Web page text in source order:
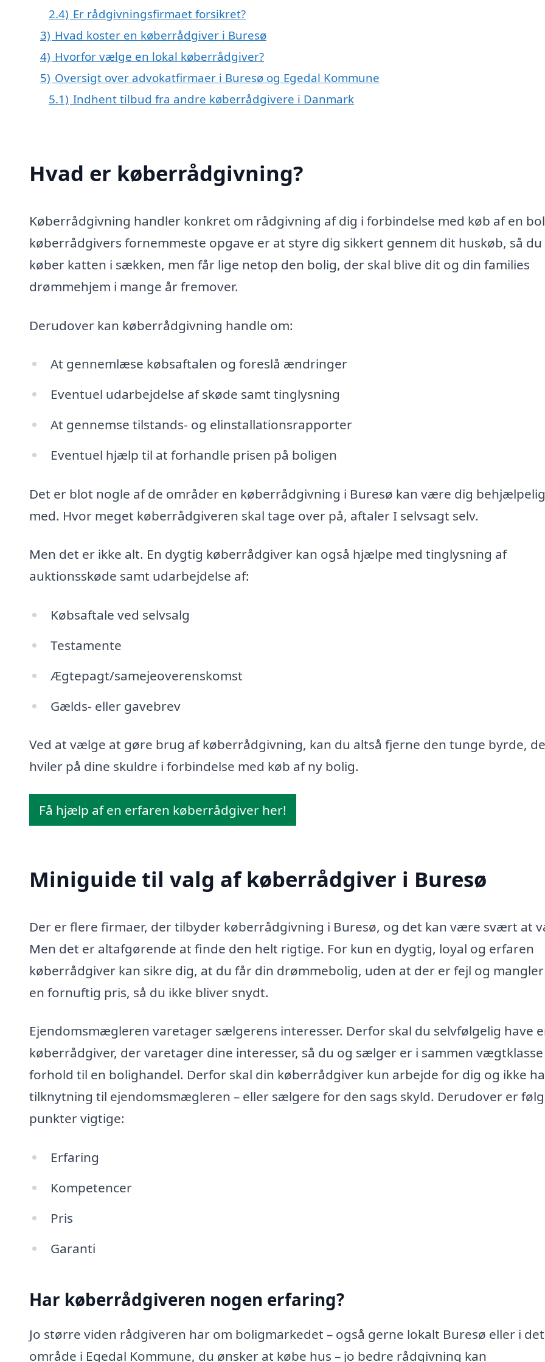
2.4) Er rådgivningsfirmaet forsikret?
3) Hvad koster en køberrådgiver i Buresø
4) Hvorfor vælge en lokal køberrådgiver?
5) Oversigt over advokatfirmaer i Buresø og Egedal Kommune
5.1) Indhent tilbud fra andre køberrådgivere i Danmark
Hvad er køberrådgivning?
Køberrådgivning handler konkret om rådgivning af dig i forbindelse med køb af en
køberrådgivers fornemmeste opgave er at styre dig sikkert gennem dit huskøb, så du
køber katten i sækken, men får lige netop den bolig, der skal blive dit og din families
drømmehjem i mange år fremover.
Derudover kan køberrådgivning handle om:
At gennemlæse købsaftalen og foreslå ændringer
Eventuel udarbejdelse af skøde samt tinglysning
At gennemse tilstands- og elinstallationsrapporter
Eventuel hjælp til at forhandle prisen på boligen
Det er blot nogle af de områder en køberrådgivning i Buresø kan være dig behjælpelig
med. Hvor meget køberrådgiveren skal tage over på, aftaler I selvsagt selv.
Men det er ikke alt. En dygtig køberrådgiver kan også hjælpe med tinglysning af
auktionsskøde samt udarbejdelse af:
Købsaftale ved selvsalg
Testamente
Ægtepagt/samejeoverenskomst
Gælds- eller gavebrev
Ved at vælge at gøre brug af køberrådgivning, kan du altså fjerne den tunge byrde,
hviler på dine skuldre i forbindelse med køb af ny bolig.
Få hjælp af en erfaren køberrådgiver her!
Miniguide til valg af køberrådgiver i Buresø
Der er flere firmaer, der tilbyder køberrådgivning i Buresø, og det kan være svært at
Men det er altafgørende at finde den helt rigtige. For kun en dygtig, loyal og erfaren
køberrådgiver kan sikre dig, at du får din drømmebolig, uden at der er fejl og
en fornuftig pris, så du ikke bliver snydt.
Ejendomsmægleren varetager sælgerens interesser. Derfor skal du selvfølgelig have
køberrådgiver, der varetager dine interesser, så du og sælger er i sammen
forhold til en bolighandel. Derfor skal din køberrådgiver kun arbejde for dig og ikke
tilknytning til ejendomsmægleren – eller sælgere for den sags skyld. Derudover er
punkter vigtige:
Erfaring
Kompetencer
Pris
Garanti
Har køberrådgiveren nogen erfaring?
Jo større viden rådgiveren har om boligmarkedet – også gerne lokalt Buresø eller i det
område i Egedal Kommune, du ønsker at købe hus – jo bedre rådgivning kan